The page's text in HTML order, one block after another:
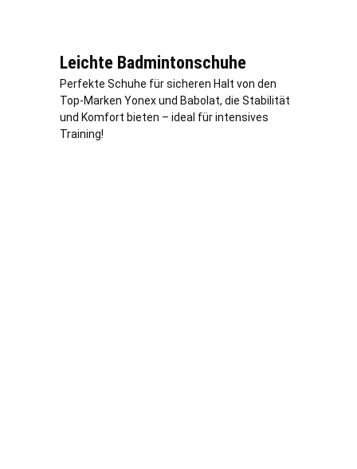
Leichte Badmintonschuhe
Perfekte Schuhe für sicheren Halt von den
Top-Marken Yonex und Babolat, die Stabilität
und Komfort bieten – ideal für intensives
Training!